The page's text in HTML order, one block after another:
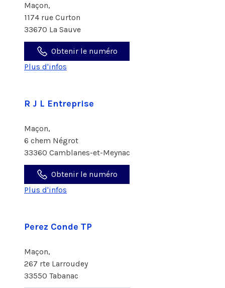
Maçon,
1174 rue Curton
33670 La Sauve
Obtenir le numéro
Plus d'infos
R J L Entreprise
Maçon,
6 chem Négrot
33360 Camblanes-et-Meynac
Obtenir le numéro
Plus d'infos
Perez Conde TP
Maçon,
267 rte Larroudey
33550 Tabanac